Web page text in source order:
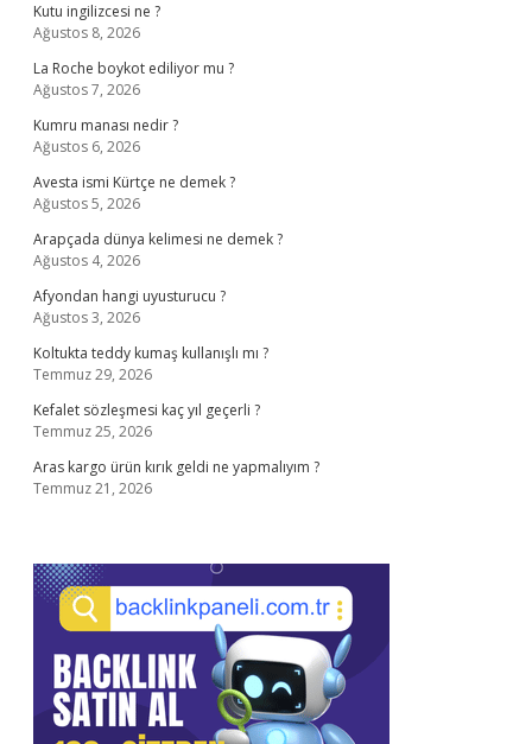
Kutu ingilizcesi ne ?
Ağustos 8, 2026
La Roche boykot ediliyor mu ?
Ağustos 7, 2026
Kumru manası nedir ?
Ağustos 6, 2026
Avesta ismi Kürtçe ne demek ?
Ağustos 5, 2026
Arapçada dünya kelimesi ne demek ?
Ağustos 4, 2026
Afyondan hangi uyusturucu ?
Ağustos 3, 2026
Koltukta teddy kumaş kullanışlı mı ?
Temmuz 29, 2026
Kefalet sözleşmesi kaç yıl geçerli ?
Temmuz 25, 2026
Aras kargo ürün kırık geldi ne yapmalıyım ?
Temmuz 21, 2026